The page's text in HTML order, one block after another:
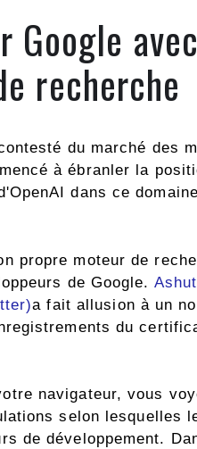
recherche
du marché des
à ébranler la
dans ce
propre moteur de
de Google.
a fait allusion à un
du
navigateur, vous
selon lesquelles
de développement.